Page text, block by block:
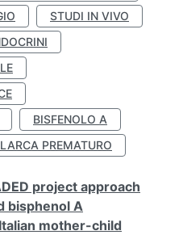
STUDI IN VIVO
BISFENOLO A
PREMATURO
project approach
bisphenol A
mother-child